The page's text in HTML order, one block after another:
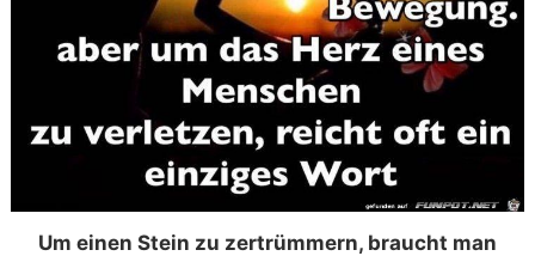
Um einen Stein zu zertrümmern, braucht man